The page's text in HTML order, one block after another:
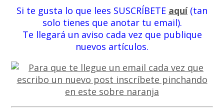
Si te gusta lo que lees SUSCRÍBETE aquí(tan
solo tienes que anotar tu email).
Te llegará un aviso cada vez que publique
nuevos artículos.